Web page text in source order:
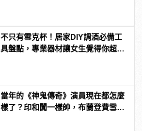
不只有雪克杯！居家DIY調酒必備工
具盤點，專業器材讓女生覺得你超
當年的《神鬼傳奇》演員現在都怎麼
樣了？印和闐一樣帥，布蘭登費雪大